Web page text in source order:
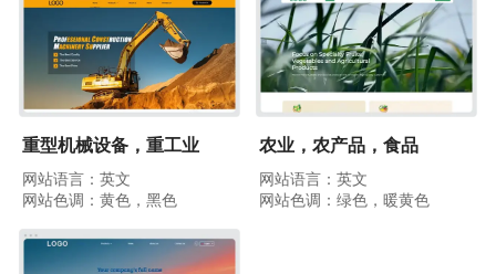
重型机械设备，重工业
网站语言：英文
网站色调：黄色，黑色
农业，农产品，食品
网站语言：英文
网站色调：绿色，暖黄色